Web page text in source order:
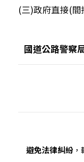
(三)政府直接(間
國道公路警察
避免法律糾紛